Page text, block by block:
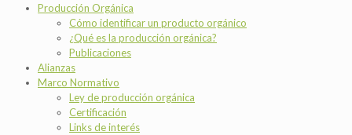
Producción Orgánica
Cómo identificar un producto orgánico
¿Qué es la producción orgánica?
Publicaciones
Alianzas
Marco Normativo
Ley de producción orgánica
Certificación
Links de interés